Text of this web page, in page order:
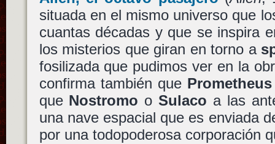
situada en el mismo universo que
cuantas décadas y que se inspira
los misterios que giran en torno a
fosilizada que pudimos ver en la
confirma también que Prometheus
que Nostromo oSulaco a las
una nave espacial que es enviada
por una todopoderosa corporación